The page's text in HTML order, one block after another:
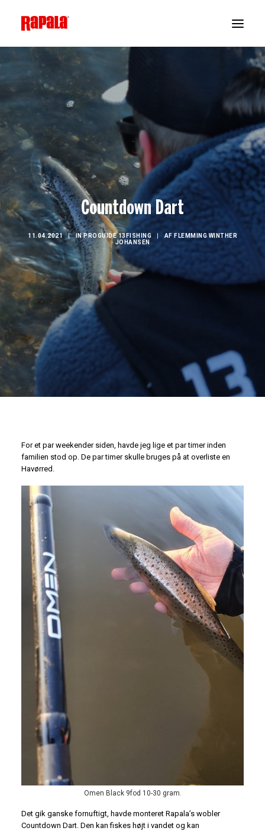
Countdown Dart
11.04.2021 | INPROGUIDE 13FISHING AF FLEMMING WINTHER
JOHANSEN
For et par weekender siden, havde jeg lige et par timer inden
familien stod op. De par timer skulle bruges på at overliste en
Havørred.
Omen Black 9fod 10-30 gram.
Det gik ganske fornuftigt, havde monteret Rapala’s wobler
Countdown Dart. Den kan fiskes højt i vandet og kan